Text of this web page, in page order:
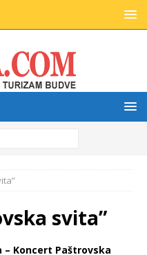
svita”
– Koncert Paštrovska